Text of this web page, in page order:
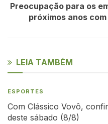
Preocupação para os
próximos anos
LEIA TAMBÉM
ESPORTES
Com Clássico Vovô,
deste sábado (8/8)